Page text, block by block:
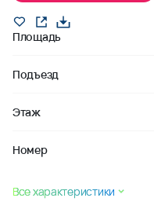
Площадь
Подъезд
Этаж
Номер
Все характеристики